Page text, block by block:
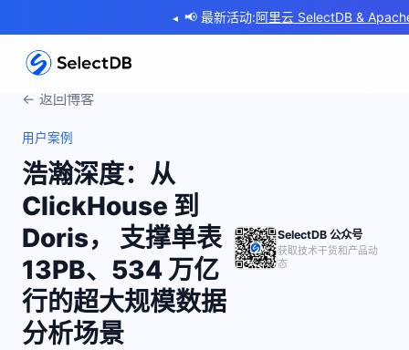
📢 最新活动:Doris Summit 2026 | Powering
← 返回博客
用户案例
浩瀚深度：从
ClickHouse 到
Doris， 支撑单表
13PB、534 万亿
行的超大规模数据
分析场景
SelectDB 公众号
获取技术干货和产品动
态